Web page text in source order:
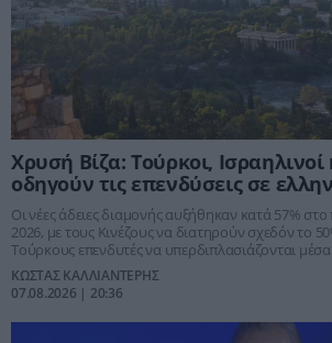
Χρυσή Βίζα: Τούρκοι, Ισραηλινοί
οδηγούν τις επενδύσεις σε
Οι νέες άδειες διαμονής αυξήθηκαν κατά 57%
2026, με τους Κινέζους να διατηρούν σχεδόν το
Τούρκους επενδυτές να υπερδιπλασιάζονται
ΚΩΣΤΑΣ ΚΑΛΛΙΑΝΤΕΡΗΣ
07.08.2026 | 20:36